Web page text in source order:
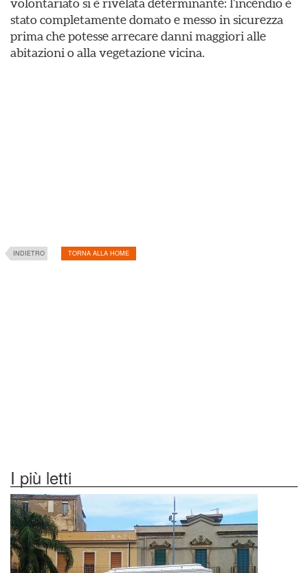
volontariato si è rivelata determinante: l’incendio è
stato completamente domato e messo in sicurezza
prima che potesse arrecare danni maggiori alle
abitazioni o alla vegetazione vicina.
INDIETRO TORNA ALLA HOME
I più letti